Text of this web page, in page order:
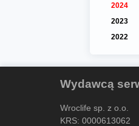
2024
2023
2022
Wydawcą
Wroclife sp. z o.o.
KRS: 0000613062